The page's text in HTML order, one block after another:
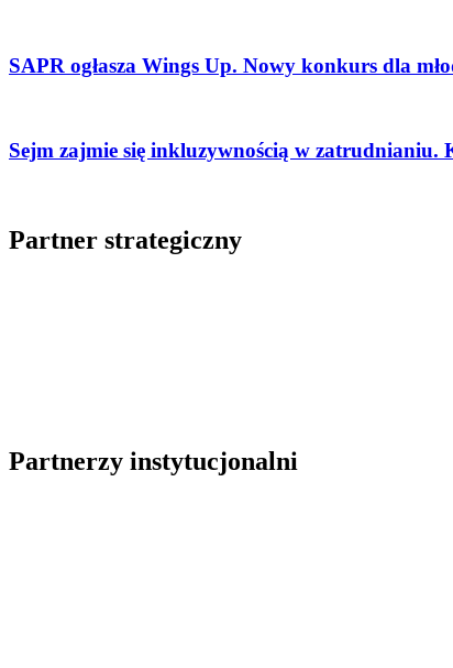
SAPR ogłasza Wings Up. Nowy konkurs dla
Sejm zajmie się inkluzywnością w
Partner strategiczny
Partnerzy instytucjonalni